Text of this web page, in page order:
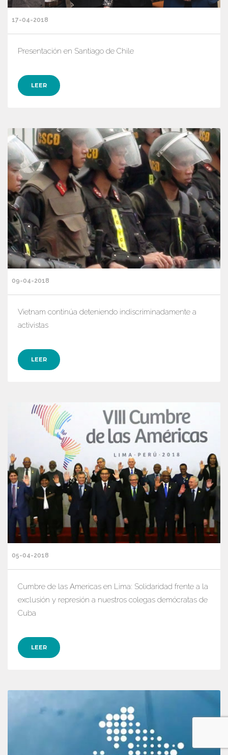
17-04-2018
Presentación en Santiago de Chile
LEER
09-04-2018
Vietnam continúa deteniendo indiscriminadamente a
activistas
LEER
05-04-2018
Cumbre de las Americas en Lima: Solidaridad frente a la
exclusión y represión a nuestros colegas demócratas de
Cuba
LEER